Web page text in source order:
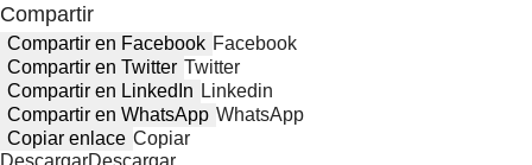
Compartir
Compartir en Facebook Facebook
Compartir en Twitter Twitter
Compartir en LinkedIn Linkedin
Compartir en WhatsApp WhatsApp
Copiar enlace Copiar
DescargarDescargar